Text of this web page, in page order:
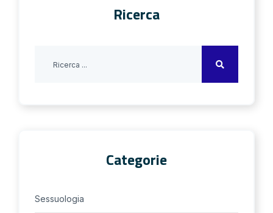
Ricerca
Categorie
Sessuologia